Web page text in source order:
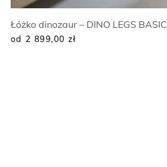
Łóżko dinozaur – DINO LEGS BASIC
od 2 899,00 zł